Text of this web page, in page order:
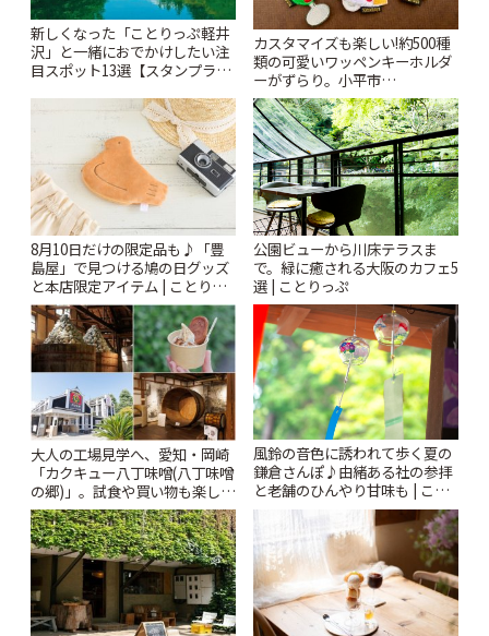
新しくなった「ことりっぷ軽井
沢」と一緒におでかけしたい注
目スポット13選【スタンプラリ
カスタマイズも楽しい!約500種
類の可愛いワッペンキーホルダ
ーがずらり。小平市
「Kimamaya T&K」 | ことりっ
ぷ
8月10日だけの限定品も♪「豊
島屋」で見つける鳩の日グッズ
と本店限定アイテム | ことりっ
ぷ
公園ビューから川床テラスま
で。緑に癒される大阪のカフェ5
選 | ことりっぷ
大人の工場見学へ、愛知・岡崎
「カクキュー八丁味噌(八丁味噌
の郷)」。試食や買い物も楽しみ
♪ | ことりっぷ
風鈴の音色に誘われて歩く夏の
鎌倉さんぽ♪由緒ある社の参拝
と老舗のひんやり甘味も | こと
りっぷ